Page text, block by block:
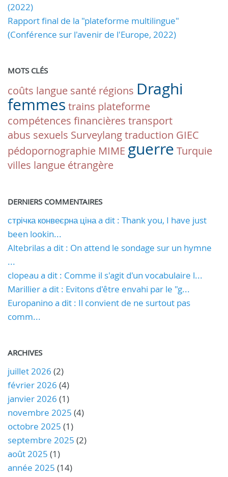
(2022)
Rapport final de la "plateforme multilingue"
(Conférence sur l'avenir de l'Europe, 2022)
MOTS CLÉS
coûts langue santé régions Draghi
femmes trains plateforme
compétences financières transport
abus sexuels Surveylangtraduction GIEC
pédopornographie MIME guerre Turquie
villes langue étrangère
DERNIERS COMMENTAIRES
стрічка конвеєрна ціна a dit : Thank you, I have just
been lookin...
Altebrilas a dit : On attend le sondage sur un hymne
...
clopeau a dit : Comme il s'agit d'un vocabulaire l...
Marillier a dit : Evitons d'être envahi par le "g...
Europanino a dit : Il convient de ne surtout pas
comm...
ARCHIVES
juillet 2026 (2)
février 2026 (4)
janvier 2026 (1)
novembre 2025 (4)
octobre 2025 (1)
septembre 2025 (2)
août 2025 (1)
année 2025 (14)